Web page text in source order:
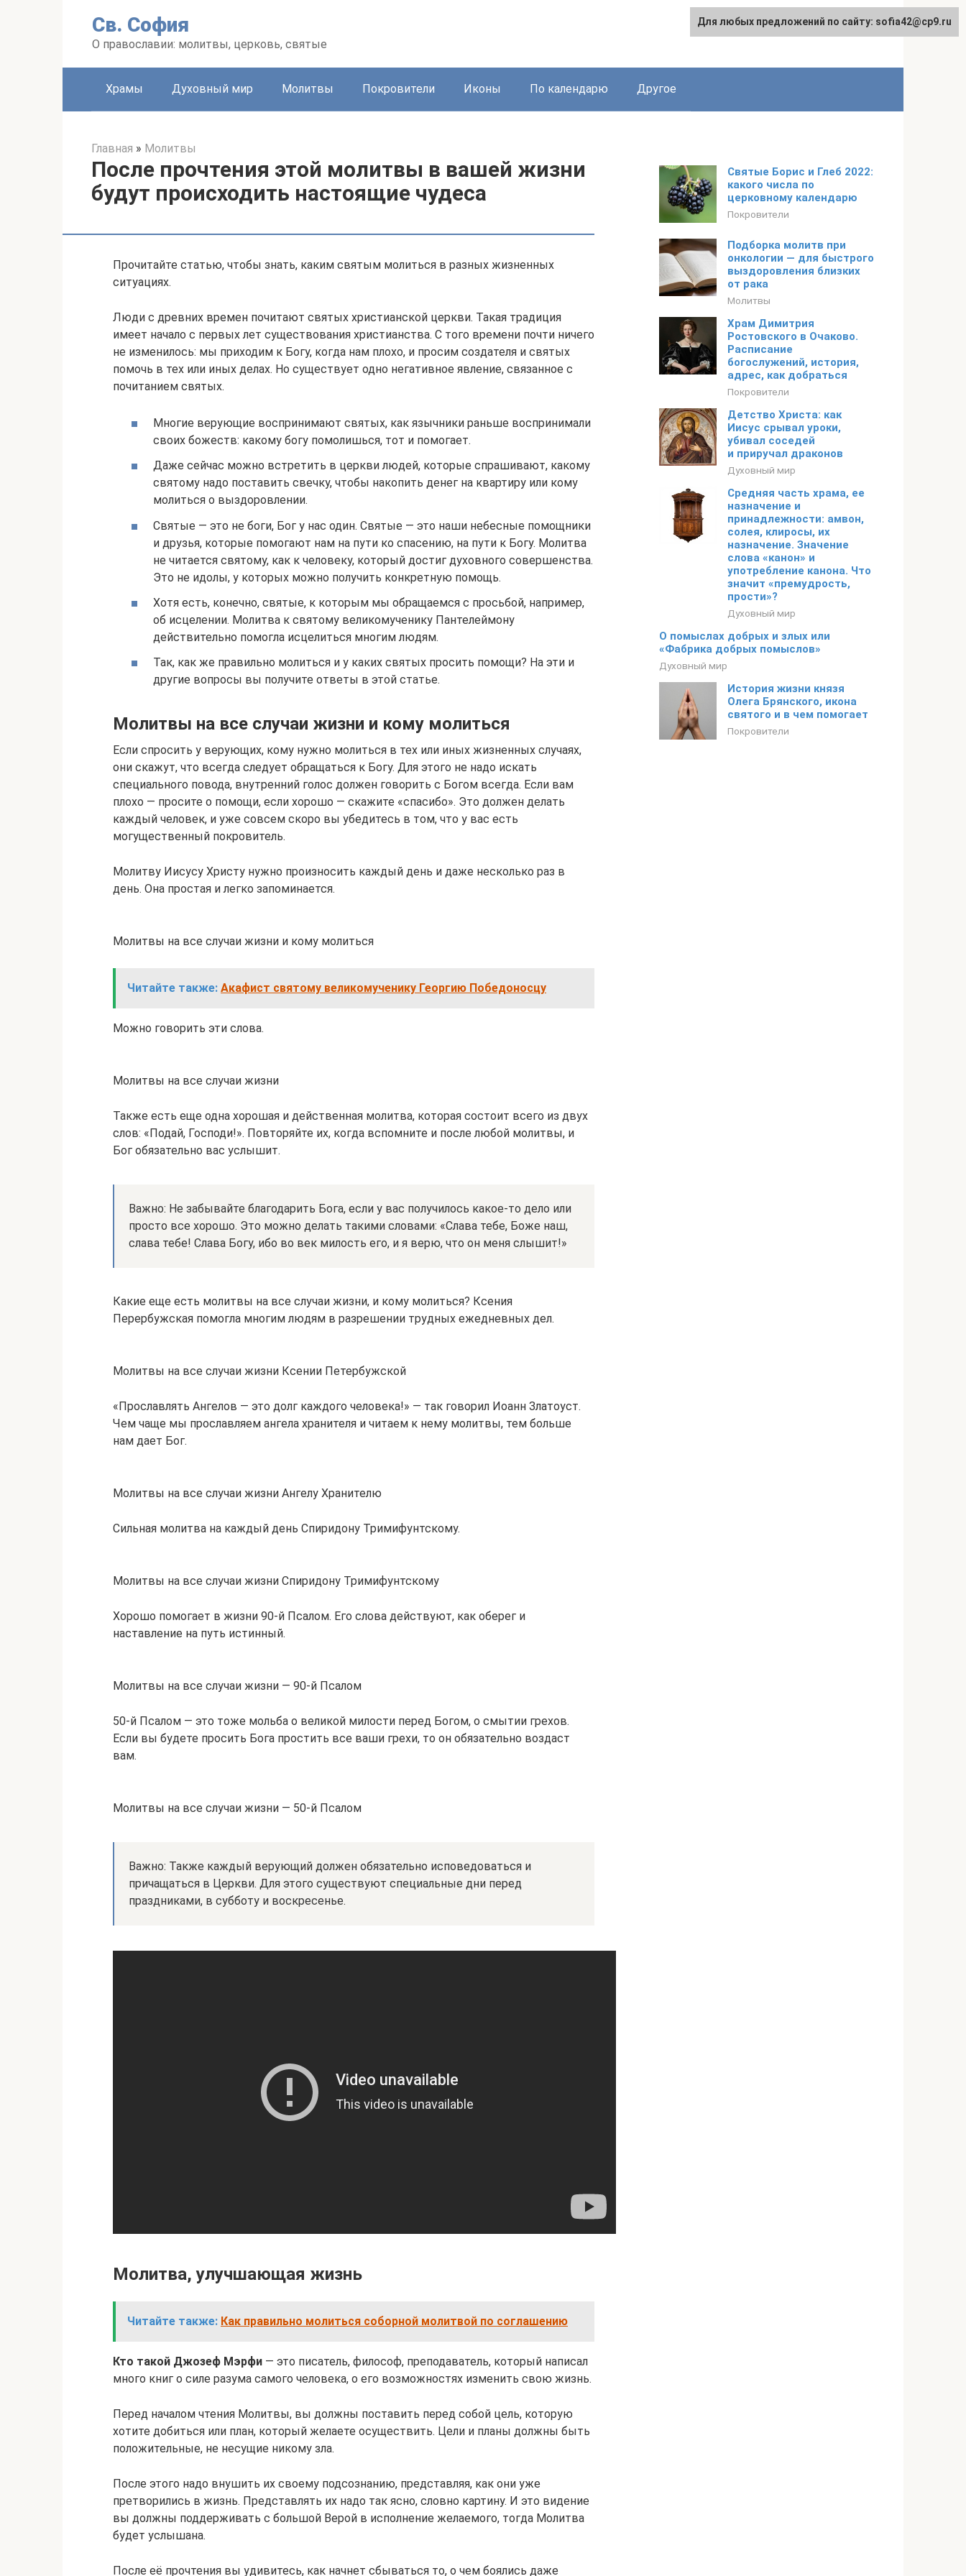
Св. София
О православии: молитвы, церковь, святые
Храмы Духовный мир Молитвы Покровители Иконы По календарю Другое
Главная » Молитвы
После прочтения этой молитвы в вашей жизни
будут происходить настоящие чудеса
Прочитайте статью, чтобы знать, каким святым молиться в разных жизненных
ситуациях.
Люди с древних времен почитают святых христианской церкви. Такая традиция
имеет начало с первых лет существования христианства. С того времени почти ничего
не изменилось: мы приходим к Богу, когда нам плохо, и просим создателя и святых
помочь в тех или иных делах. Но существует одно негативное явление, связанное с
почитанием святых.
Многие верующие воспринимают святых, как язычники раньше воспринимали
своих божеств: какому богу помолишься, тот и помогает.
Даже сейчас можно встретить в церкви людей, которые спрашивают, какому
святому надо поставить свечку, чтобы накопить денег на квартиру или кому
молиться о выздоровлении.
Святые — это не боги, Бог у нас один. Святые — это наши небесные помощники
и друзья, которые помогают нам на пути ко спасению, на пути к Богу. Молитва
не читается святому, как к человеку, который достиг духовного совершенства.
Это не идолы, у которых можно получить конкретную помощь.
Хотя есть, конечно, святые, к которым мы обращаемся с просьбой, например,
об исцелении. Молитва к святому великомученику Пантелеймону
действительно помогла исцелиться многим людям.
Так, как же правильно молиться и у каких святых просить помощи? На эти и
другие вопросы вы получите ответы в этой статье.
Молитвы на все случаи жизни и кому молиться
Если спросить у верующих, кому нужно молиться в тех или иных жизненных случаях,
они скажут, что всегда следует обращаться к Богу. Для этого не надо искать
специального повода, внутренний голос должен говорить с Богом всегда. Если вам
плохо — просите о помощи, если хорошо — скажите «спасибо». Это должен делать
каждый человек, и уже совсем скоро вы убедитесь в том, что у вас есть
могущественный покровитель.
Молитву Иисусу Христу нужно произносить каждый день и даже несколько раз в
день. Она простая и легко запоминается.
Молитвы на все случаи жизни и кому молиться
Читайте также: Акафист святому великомученику Георгию Победоносцу
Можно говорить эти слова.
Молитвы на все случаи жизни
Также есть еще одна хорошая и действенная молитва, которая состоит всего из двух
слов: «Подай, Господи!». Повторяйте их, когда вспомните и после любой молитвы, и
Бог обязательно вас услышит.
Важно: Не забывайте благодарить Бога, если у вас получилось какое-то дело или
просто все хорошо. Это можно делать такими словами: «Слава тебе, Боже наш,
слава тебе! Слава Богу, ибо во век милость его, и я верю, что он меня слышит!»
Какие еще есть молитвы на все случаи жизни, и кому молиться? Ксения
Перербужская помогла многим людям в разрешении трудных ежедневных дел.
Молитвы на все случаи жизни Ксении Петербужской
«Прославлять Ангелов — это долг каждого человека!» — так говорил Иоанн Златоуст.
Чем чаще мы прославляем ангела хранителя и читаем к нему молитвы, тем больше
нам дает Бог.
Молитвы на все случаи жизни Ангелу Хранителю
Сильная молитва на каждый день Спиридону Тримифунтскому.
Молитвы на все случаи жизни Спиридону Тримифунтскому
Хорошо помогает в жизни 90-й Псалом. Его слова действуют, как оберег и
наставление на путь истинный.
Молитвы на все случаи жизни — 90-й Псалом
50-й Псалом — это тоже мольба о великой милости перед Богом, о смытии грехов.
Если вы будете просить Бога простить все ваши грехи, то он обязательно воздаст
вам.
Молитвы на все случаи жизни — 50-й Псалом
Важно: Также каждый верующий должен обязательно исповедоваться и
причащаться в Церкви. Для этого существуют специальные дни перед
праздниками, в субботу и воскресенье.
Молитва, улучшающая жизнь
Читайте также: Как правильно молиться соборной молитвой по соглашению
Кто такой Джозеф Мэрфи — это писатель, философ, преподаватель, который написал
много книг о силе разума самого человека, о его возможностях изменить свою жизнь.
Перед началом чтения Молитвы, вы должны поставить перед собой цель, которую
хотите добиться или план, который желаете осуществить. Цели и планы должны быть
положительные, не несущие никому зла.
После этого надо внушить их своему подсознанию, представляя, как они уже
претворились в жизнь. Представлять их надо так ясно, словно картину. И это видение
вы должны поддерживать с большой Верой в исполнение желаемого, тогда Молитва
будет услышана.
После её прочтения вы удивитесь, как начнет сбываться то, о чем боялись даже
Святые Борис и Глеб 2022:
какого числа по
церковному календарю
Покровители
Подборка молитв при
онкологии — для быстрого
выздоровления близких
от рака
Молитвы
Храм Димитрия
Ростовского в Очаково.
Расписание
богослужений, история,
адрес, как добраться
Покровители
Детство Христа: как
Иисус срывал уроки,
убивал соседей
и приручал драконов
Духовный мир
Средняя часть храма, ее
назначение и
принадлежности: амвон,
солея, клиросы, их
назначение. Значение
слова «канон» и
употребление канона. Что
значит «премудрость,
прости»?
Духовный мир
О помыслах добрых и злых или
«Фабрика добрых помыслов»
Духовный мир
История жизни князя
Олега Брянского, икона
святого и в чем помогает
Покровители
Для любых предложений по сайту: sofia42@cp9.ru